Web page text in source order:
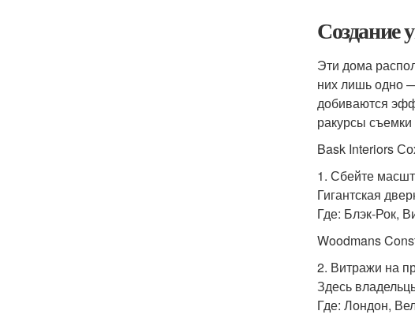
Создание
Эти дома
них лишь одно
добиваются
ракурсы
Bask Interiors
1. Сбейте
Гигантская
Где: Блэк-Рок,
Woodmans
2. Витражи на
Здесь
Где: Лондон,